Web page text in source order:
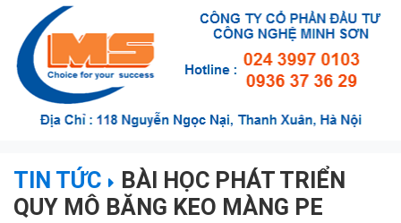
TIN TỨC
BÀI HỌC PHÁT TRIỂN
QUY MÔ BĂNG KEO MÀNG PE